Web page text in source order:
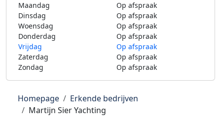
Maandag
Op afspraak
Dinsdag
Op afspraak
Woensdag
Op afspraak
Donderdag
Op afspraak
Vrijdag
Op afspraak
Zaterdag
Op afspraak
Zondag
Op afspraak
Homepage
Erkende bedrijven
Martijn Sier Yachting